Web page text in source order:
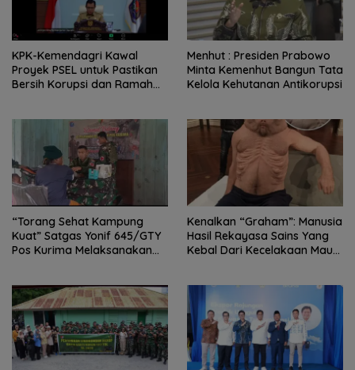
KPK-Kemendagri Kawal
Proyek PSEL untuk Pastikan
Bersih Korupsi dan Ramah
Menhut : Presiden Prabowo
Minta Kemenhut Bangun Tata
Kelola Kehutanan Antikorupsi
“Torang Sehat Kampung
Kuat” Satgas Yonif 645/GTY
Pos Kurima Melaksanakan
Kenalkan “Graham”: Manusia
Hasil Rekayasa Sains Yang
Kebal Dari Kecelakaan Maut